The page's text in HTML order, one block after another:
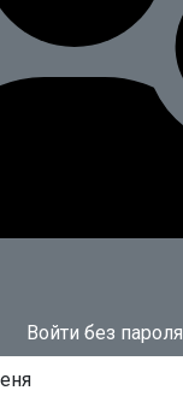
Войти без пароля